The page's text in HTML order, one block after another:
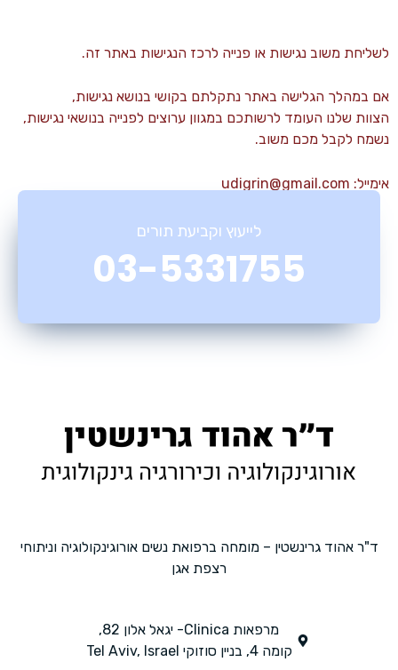
לשליחת משוב נגישות או פנייה לרכז הנגישות באתר זה.
אם במהלך הגלישה באתר נתקלתם בקושי בנושא נגישות,
הצוות שלנו העומד לרשותכם במגוון ערוצים לפנייה בנושאי נגישות,
נשמח לקבל מכם משוב.
אימייל: udigrin@gmail.com
לייעוץ וקביעת תורים
03-5331755
ד"ר אהוד גרינשטין – מומחה ברפואת נשים אורוגינקולוגיה וניתוחי
רצפת אגן
מרפאות Clinica- יגאל אלון 82,
קומה 4, בניין סוזוקי Tel Aviv, Israel